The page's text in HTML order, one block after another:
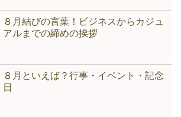
８月結びの言葉！ビジネスからカジュ
アルまでの締めの挨拶
８月といえば？行事・イベント・記念
日